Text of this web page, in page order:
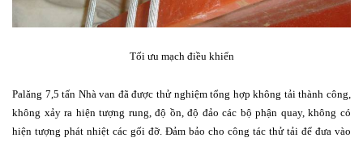
Tối ưu mạch điều khiển
Palăng 7,5 tấn Nhà van đã được thử nghiệm tổng hợp không tải thành công,
không xảy ra hiện tượng rung, độ ồn, độ đảo các bộ phận quay, không có
hiện tượng phát nhiệt các gối đỡ. Đảm bảo cho công tác thử tải để đưa vào